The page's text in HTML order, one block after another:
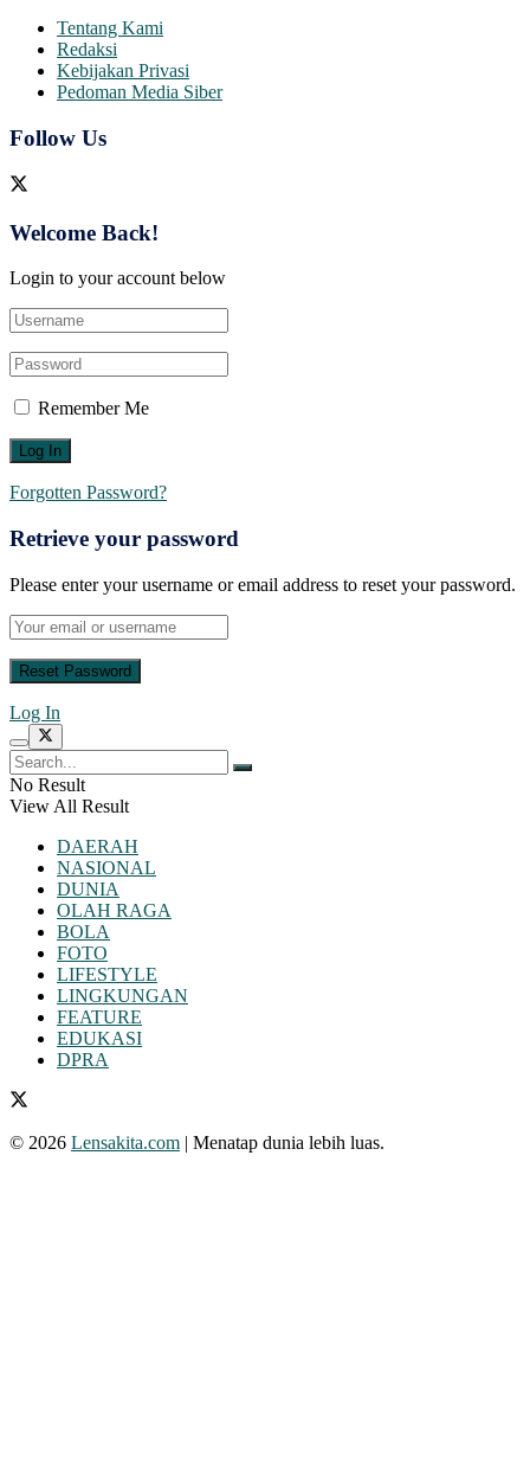
Tentang Kami
Redaksi
Kebijakan Privasi
Pedoman Media Siber
Follow Us
Welcome Back!
Login to your account below
Remember Me
Forgotten Password?
Retrieve your password
Please enter your username or email address to reset your password.
Log In
No Result
View All Result
DAERAH
NASIONAL
DUNIA
OLAH RAGA
BOLA
FOTO
LIFESTYLE
LINGKUNGAN
FEATURE
EDUKASI
DPRA
© 2026 Lensakita.com | Menatap dunia lebih luas.